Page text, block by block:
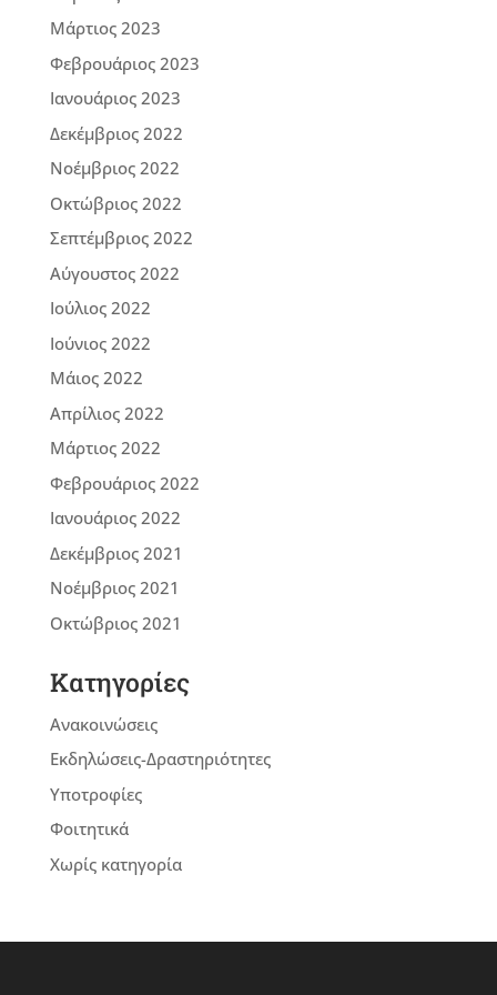
Μάρτιος 2023
Φεβρουάριος 2023
Ιανουάριος 2023
Δεκέμβριος 2022
Νοέμβριος 2022
Οκτώβριος 2022
Σεπτέμβριος 2022
Αύγουστος 2022
Ιούλιος 2022
Ιούνιος 2022
Μάιος 2022
Απρίλιος 2022
Μάρτιος 2022
Φεβρουάριος 2022
Ιανουάριος 2022
Δεκέμβριος 2021
Νοέμβριος 2021
Οκτώβριος 2021
Kατηγορίες
Ανακοινώσεις
Εκδηλώσεις-Δραστηριότητες
Υποτροφίες
Φοιτητικά
Χωρίς κατηγορία